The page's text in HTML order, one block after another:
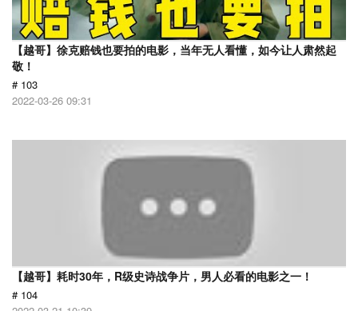
【越哥】徐克赔钱也要拍的电影，当年无人看懂，如今让人肃然起
敬！
# 103
2022-03-26 09:31
【越哥】耗时30年，R级史诗战争片，男人必看的电影之一！
# 104